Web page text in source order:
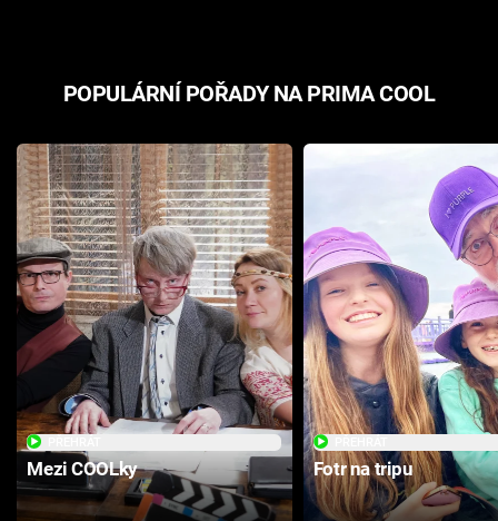
POPULÁRNÍ POŘADY NA PRIMA COOL
Mezi COOLky Fotr na tripu